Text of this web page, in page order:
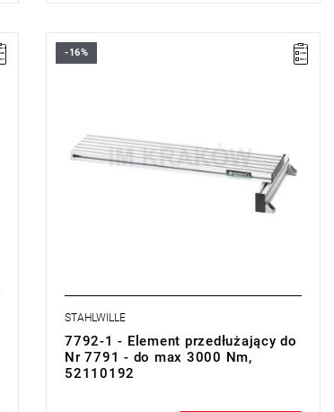
• Do Mechanicznego przyrządu
-16%
STAHLWILLE
7792-1 - Element przedłużający do
Nr 7791 - do max 3000 Nm,
52110192